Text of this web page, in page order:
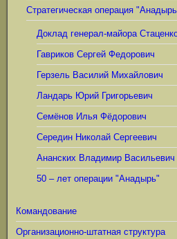
Стратегическая операция
Доклад генерал-майора
Гавриков Сергей Федорович
Герзель Василий Михайлович
Ландарь Юрий Григорьевич
Семёнов Илья Фёдорович
Середин Николай Сергеевич
Ананских Владимир Васильевич
50 – лет операции "Анадырь"
Командование
Организационно-штатная структура